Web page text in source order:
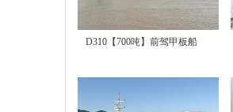
D310【700吨】前驾甲板船